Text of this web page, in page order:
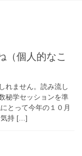
（個人的なこ
れません。読み流し
秘学セッションを準
とって今年の１０月
気持 […]